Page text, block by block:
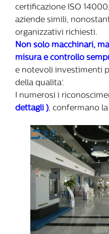
certificazione ISO
aziende simili,
organizzativi richiesti.
Non solo macchinari,
misura e controllo
e notevoli investimenti
della qualita’.
I numerosi i
dettagli ), confermano